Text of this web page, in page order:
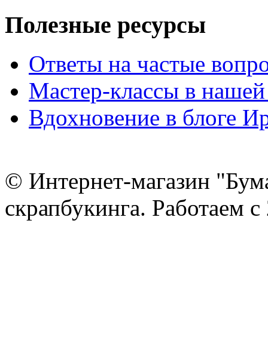
Полезные ресурсы
Ответы на частые
Мастер-классы в нашей
Вдохновение в блоге
© Интернет-магазин
скрапбукинга. Работаем с